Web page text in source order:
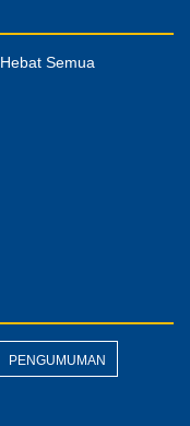
Semua
PENGUMUMAN